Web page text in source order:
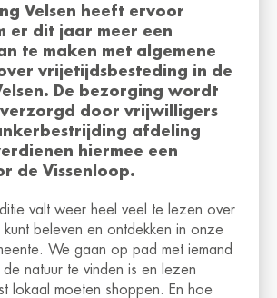
Velsen heeft ervoor
er dit jaar meer een
te maken met algemene
vrijetijdsbesteding in de
De bezorging wordt
door vrijwilligers
afdeling
hiermee een
de Vissenloop.
valt weer heel veel te lezen over
beleven en ontdekken in onze
We gaan op pad met iemand
natuur te vinden is en lezen
lokaal moeten shoppen. En hoe